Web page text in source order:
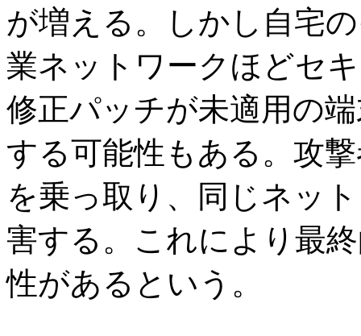
が増える。しかし自宅
業ネットワークほどセ
修正パッチが未適用の
する可能性もある。攻
を乗っ取り、同じネッ
害する。これにより最
性があるという。